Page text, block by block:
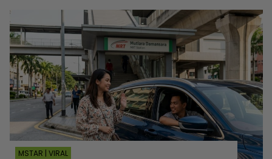
MSTAR | VIRAL